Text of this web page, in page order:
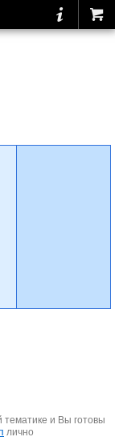
и Вы готовы
лично